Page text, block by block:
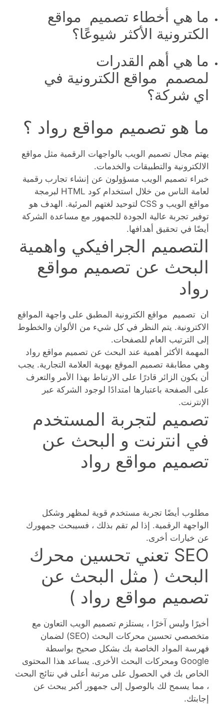
ما هي أخطاء تصميم مواقع
الكترونية الأكثر شيوعًا؟
ما هي أهم القدرات
لمصمم مواقع الكترونية في
اي شركة؟
ما هو تصميم مواقع رواد ؟
يهتم مجال تصميم الويب بالواجهات الرقمية مثل مواقع
الالكترونية والتطبيقات والخدمات.
خبراء تصميم الويب مسؤولون عن إنشاء تجارب رقمية
لعامة الناس من خلال استخدام كود HTML لبرمجة
مواقع الويب و CSS لتوحيد لغتهم المرئية. الهدف هو
توفير تجربة عالية الجودة للجمهور مع مساعدة الشركة
أيضًا في تحقيق أهدافها.
التصميم الجرافيكي واهمية
البحث عن تصميم مواقع
رواد
ان تصميم مواقع الكترونية المطبق على واجهة المواقع
الاكترونية. يتم النظر في كل شيء من الألوان والخطوط
إلى الترتيب العام للصفحات.
المهمة الأكثر أهمية عند البحث عن تصميم مواقع رواد
وهي مطابقة تصميم الموقع بهوية العلامة التجارية. يجب
أن يكون الزائر قادرًا على الارتباط بهذا الأمر والتعرف
على الصفحة باعتبارها امتدادًا لوجود الشركة عبر
الإنترنت.
تصميم لتجربة المستخدم
في انترنت و البحث عن
تصميم مواقع رواد
مطلوب أيضًا تجربة مستخدم قوية لمظهر وشكل
الواجهة الرقمية. إذا لم تقم بذلك ، فسيبحث جمهورك
عن خيارات أخرى.
SEO تعني تحسين محرك
البحث ( مثل البحث عن
تصميم مواقع رواد )
أخيرًا وليس آخرًا ، يستلزم تصميم الويب التعاون مع
متخصصي تحسين محركات البحث (SEO) لضمان
فهرسة المواد الخاصة بك بشكل صحيح بواسطة
Google ومحركات البحث الأخرى. يساعد هذا المحتوى
الخاص بك في الحصول على مرتبة أعلى في نتائج البحث
، مما يسمح لك بالوصول إلى جمهور أكبر يبحث عن
إجابتك.